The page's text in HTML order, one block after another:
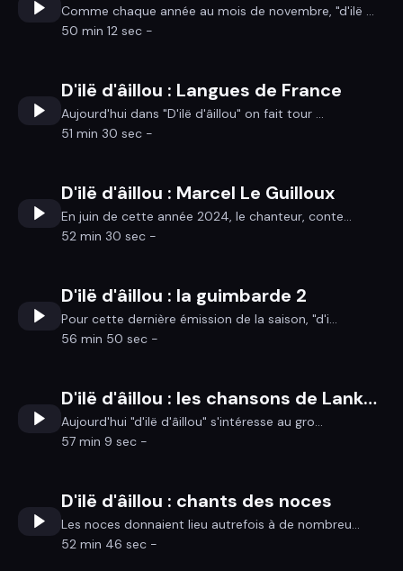
Comme chaque année au mois de novembre, "d'ilë ...
50 min 12 sec -
D'ilë d'âillou : Langues de France
Aujourd'hui dans "D'ilë d'âillou" on fait tour ...
51 min 30 sec -
D'ilë d'âillou : Marcel Le Guilloux
En juin de cette année 2024, le chanteur, conte...
52 min 30 sec -
D'ilë d'âillou : la guimbarde 2
Pour cette dernière émission de la saison, "d'i...
56 min 50 sec -
D'ilë d'âillou : les chansons de Lankum
Aujourd'hui "d'ilë d'âillou" s'intéresse au gro...
57 min 9 sec -
D'ilë d'âillou : chants des noces
Les noces donnaient lieu autrefois à de nombreu...
52 min 46 sec -